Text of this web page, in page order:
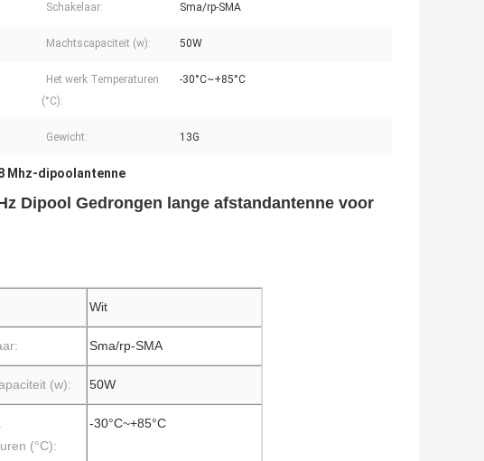
Schakelaar: Sma/rp-SMA
Machtscapaciteit (w): 50W
Het werk Temperaturen
(°C):
-30°C~+85°C
Gewicht: 13G
Mhz-dipoolantenne
Dipool Gedrongen lange afstandantenne voor
Wit
Sma/rp-SMA
(w): 50W
(°C):
-30°C~+85°C